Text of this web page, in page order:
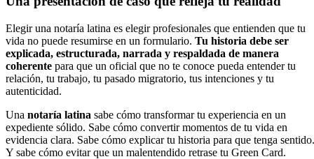
Elegir una notaría latina es elegir profesionales que entienden que tu
vida no puede resumirse en un formulario. Tu historia debe ser
explicada, estructurada, narrada y respaldada de manera
coherente para que un oficial que no te conoce pueda entender tu
relación, tu trabajo, tu pasado migratorio, tus intenciones y tu
autenticidad.
Una notaría latina sabe cómo transformar tu experiencia en un
expediente sólido. Sabe cómo convertir momentos de tu vida en
evidencia clara. Sabe cómo explicar tu historia para que tenga sentido.
Y sabe cómo evitar que un malentendido retrase tu Green Card.